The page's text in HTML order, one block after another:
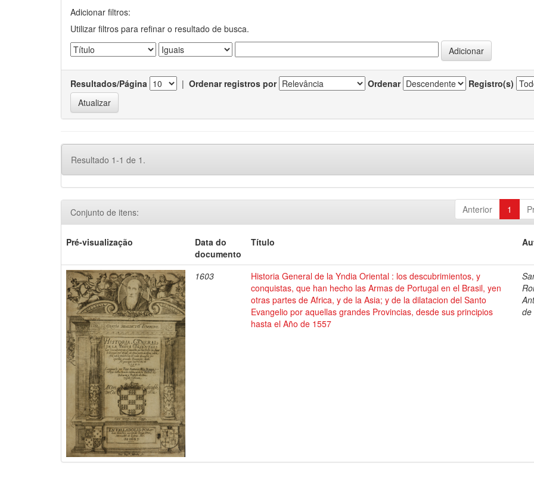
Adicionar filtros:
Utilizar filtros para refinar o resultado de busca.
Resultados/Página | Ordenar registros por Ordenar Registro(s)
Resultado 1-1 de 1.
Anterior 1
Conjunto de itens:
Pré-visualização
Data do
documento
Título
1603
Historia General de la Yndia Oriental : los descubrimientos, y
conquistas, que han hecho las Armas de Portugal en el Brasil, yen
otras partes de Africa, y de la Asia; y de la dilatacion del Santo
Evangelio por aquellas grandes Provincias, desde sus principios
hasta el Año de 1557
de